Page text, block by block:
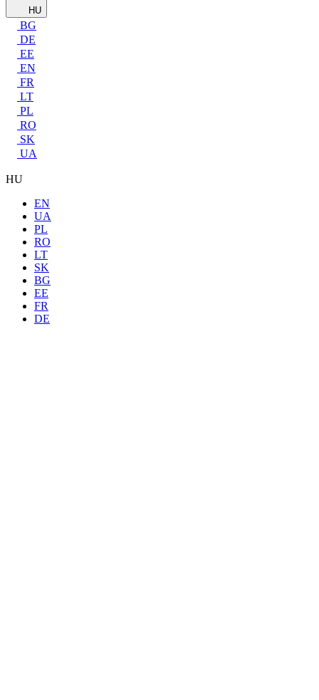
HU
BG
DE
EE
EN
FR
LT
PL
RO
SK
UA
HU
EN
UA
PL
RO
LT
SK
BG
EE
FR
DE